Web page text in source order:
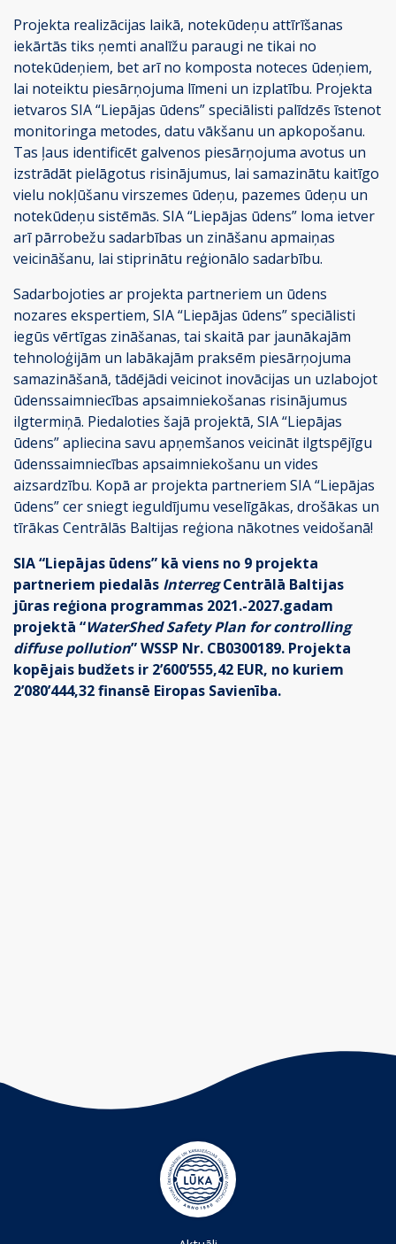
Projekta realizācijas laikā, notekūdeņu attīrīšanas
iekārtās tiks ņemti analīžu paraugi ne tikai no
notekūdeņiem, bet arī no komposta noteces ūdeņiem,
lai noteiktu piesārņojuma līmeni un izplatību. Projekta
ietvaros SIA “Liepājas ūdens” speciālisti palīdzēs īstenot
monitoringa metodes, datu vākšanu un apkopošanu.
Tas ļaus identificēt galvenos piesārņojuma avotus un
izstrādāt pielāgotus risinājumus, lai samazinātu kaitīgo
vielu nokļūšanu virszemes ūdeņu, pazemes ūdeņu un
notekūdeņu sistēmās. SIA “Liepājas ūdens” loma ietver
arī pārrobežu sadarbības un zināšanu apmaiņas
veicināšanu, lai stiprinātu reģionālo sadarbību.
Sadarbojoties ar projekta partneriem un ūdens
nozares ekspertiem, SIA “Liepājas ūdens” speciālisti
iegūs vērtīgas zināšanas, tai skaitā par jaunākajām
tehnoloģijām un labākajām praksēm piesārņojuma
samazināšanā, tādējādi veicinot inovācijas un uzlabojot
ūdenssaimniecības apsaimniekošanas risinājumus
ilgtermiņā. Piedaloties šajā projektā, SIA “Liepājas
ūdens” apliecina savu apņemšanos veicināt ilgtspējīgu
ūdenssaimniecības apsaimniekošanu un vides
aizsardzību. Kopā ar projekta partneriem SIA “Liepājas
ūdens” cer sniegt ieguldījumu veselīgākas, drošākas un
tīrākas Centrālās Baltijas reģiona nākotnes veidošanā!
SIA “Liepājas ūdens” kā viens no 9 projekta
partneriem piedalās InterregCentrālā Baltijas
jūras reģiona programmas 2021.-2027.gadam
projektā “WaterShed Safety Plan for controlling
diffuse pollution” WSSP Nr. CB0300189. Projekta
kopējais budžets ir 2’600’555,42 EUR, no kuriem
2’080’444,32 finansē Eiropas Savienība.